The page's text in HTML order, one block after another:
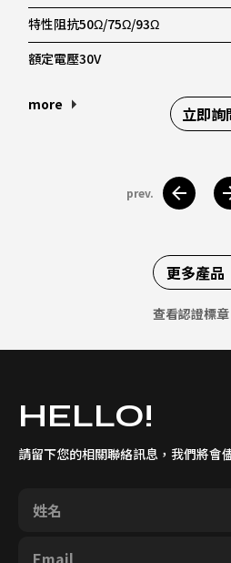
特性阻抗50Ω/75Ω/93Ω
額定電壓30V
more 立即詢
prev.
查看認證標章
更多產品
HELLO!
請留下您的相關聯絡訊息，我們將會